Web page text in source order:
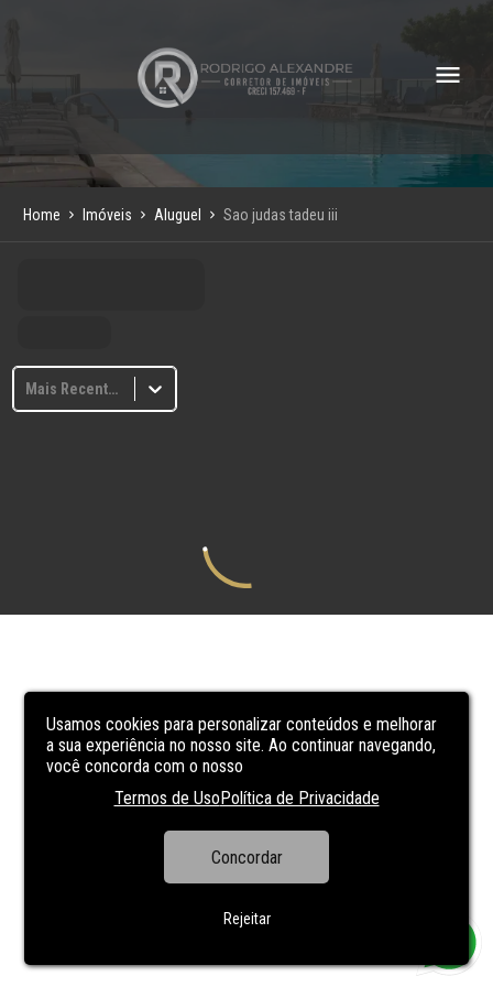
Usamos cookies para personalizar conteúdos e melhorar
a sua experiência no nosso site. Ao continuar navegando,
você concorda com o nosso
Termos de UsoPolítica de Privacidade
Concordar
Rejeitar
Home Imóveis Aluguel Sao judas tadeu iii
Mais Recentes